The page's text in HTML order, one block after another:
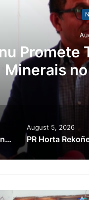
Promete
Minerais
Kazu Transferénsia Osan Millaun 42 Husi Singapura, Advogadu Sei Halo Rekursu
August 5, 2026